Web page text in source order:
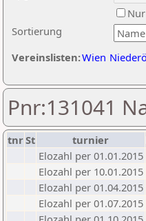
Sortierung
Vereinslisten:Wien
Pnr:131041
tnrSt turnier
Elozahl per 01.01.2015
Elozahl per 10.01.2015
Elozahl per 01.04.2015
Elozahl per 01.07.2015